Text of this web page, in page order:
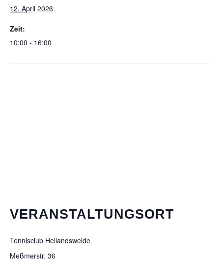
12. April 2026
Zeit:
10:00 - 16:00
VERANSTALTUNGSORT
Tennisclub Heilandsweide
Meßmerstr. 36